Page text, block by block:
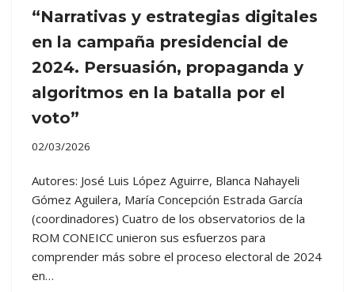
“Narrativas y estrategias digitales
en la campaña presidencial de
2024. Persuasión, propaganda y
algoritmos en la batalla por el
voto”
02/03/2026
Autores: José Luis López Aguirre, Blanca Nahayeli
Gómez Aguilera, María Concepción Estrada García
(coordinadores) Cuatro de los observatorios de la
ROM CONEICC unieron sus esfuerzos para
comprender más sobre el proceso electoral de 2024
en…